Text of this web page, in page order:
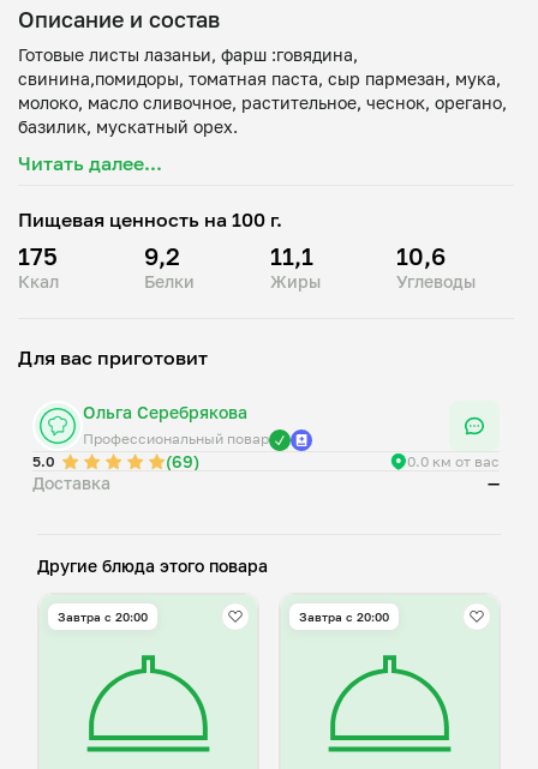
Описание и состав
Готовые листы лазаньи, фарш :говядина,
свинина,помидоры, томатная паста, сыр пармезан, мука,
молоко, масло сливочное, растительное, чеснок, орегано,
Читать далее...
Пищевая ценность на 100 г.
175
Ккал
9,2
Белки
11,1
Жиры
10,6
Углеводы
Для вас приготовит
Ольга Серебрякова
Профессиональный повар
5.0
(69) 0.0 км от вас
Доставка —
Другие блюда этого повара
Завтра c 20:00 Завтра c 20:00